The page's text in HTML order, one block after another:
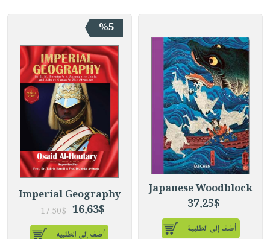
Japanese Woodblock
37.25$
أضف إلى الطلبية
%5
Imperial Geography
16.63$
17.50$
أضف إلى الطلبية